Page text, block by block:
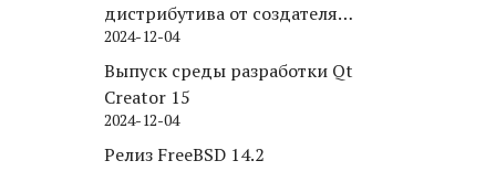
дистрибутива от создателя
Puppy Linux
2024-12-04
Выпуск среды разработки Qt
Creator 15
2024-12-04
Релиз FreeBSD 14.2